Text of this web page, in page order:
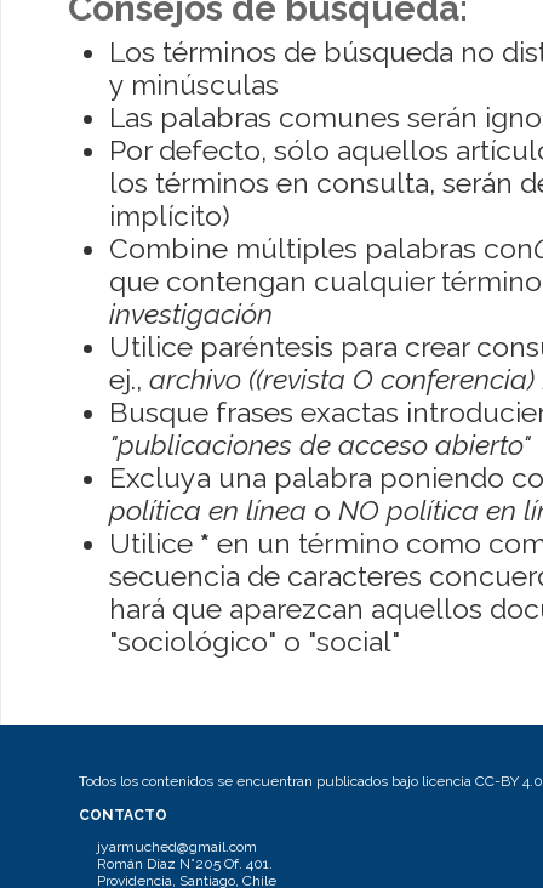
Los términos de búsqueda no
y minúsculas
Las palabras comunes serán
Por defecto, sólo aquellos
los términos en consulta, serán
implícito)
Combine múltiples palabras con
que contengan cualquier
investigación
Utilice paréntesis para crear
ej., archivo ((revista O conferencia)
Busque frases exactas
"publicaciones de acceso abierto"
Excluya una palabra poniendo
política en línea o NO política en
Utilice * en un término como
secuencia de caracteres
hará que aparezcan aquellos
"sociológico" o "social"
Todos los contenidos se encuentran publicados bajo licencia CC-BY 4.0
CONTACTO
jyarmuched@gmail.com
Román Díaz N°205 Of. 401.
Providencia, Santiago, Chile